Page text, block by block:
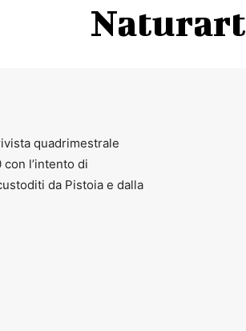
Naturart
quadrimestrale
l’intento di
da Pistoia e dalla